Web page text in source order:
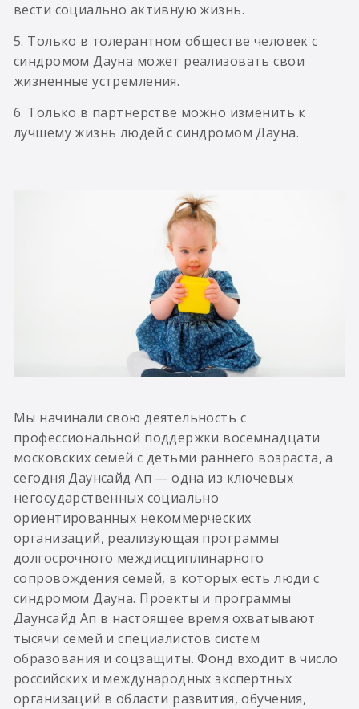
вести социально активную жизнь.
5. Только в толерантном обществе человек с
синдромом Дауна может реализовать свои
жизненные устремления.
6. Только в партнерстве можно изменить к
лучшему жизнь людей с синдромом Дауна.
Мы начинали свою деятельность с
профессиональной поддержки восемнадцати
московских семей с детьми раннего возраста, а
сегодня Даунсайд Ап — одна из ключевых
негосударственных социально
ориентированных некоммерческих
организаций, реализующая программы
долгосрочного междисциплинарного
сопровождения семей, в которых есть люди с
синдромом Дауна. Проекты и программы
Даунсайд Ап в настоящее время охватывают
тысячи семей и специалистов систем
образования и соцзащиты. Фонд входит в число
российских и международных экспертных
организаций в области развития, обучения,